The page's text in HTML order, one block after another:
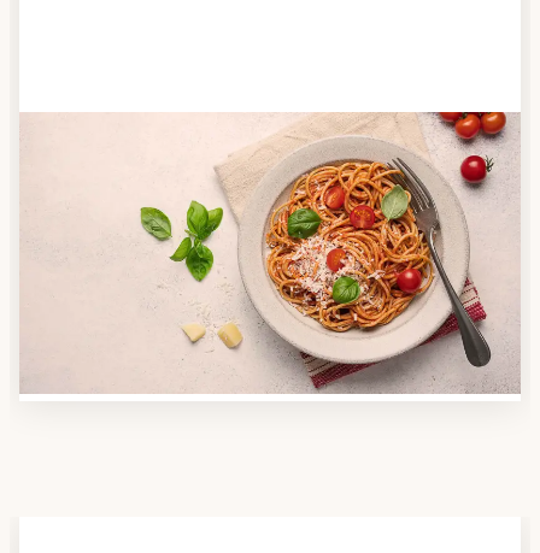
Anbieter finden
Nutzen Sie unsere große Mahlzeiten-Dienst-Suche,
um herauszufinden, welche Anbieter es in Ihrer
Region gibt und welcher am besten zu Ihnen passt.
Verschaffen Sie sich auch einen Überblick über die
Essen auf Rädern-Kosten.